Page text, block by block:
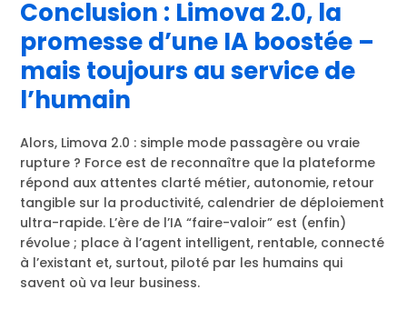
Conclusion : Limova 2.0, la
promesse d’une IA boostée –
mais toujours au service de
l’humain
Alors, Limova 2.0 : simple mode passagère ou vraie
rupture ? Force est de reconnaître que la plateforme
répond aux attentes clarté métier, autonomie, retour
tangible sur la productivité, calendrier de déploiement
ultra-rapide. L’ère de l’IA “faire-valoir” est (enfin)
révolue ; place à l’agent intelligent, rentable, connecté
à l’existant et, surtout, piloté par les humains qui
savent où va leur business.